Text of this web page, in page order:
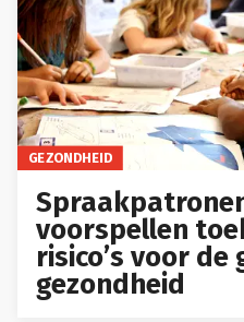
GEZONDHEID
voorspellen
risico’s voor de
gezondheid